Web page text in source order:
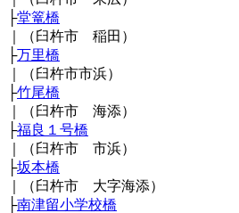
├堂篭橋
｜（臼杵市 稲田）
├万里橋
｜（臼杵市市浜）
├竹尾橋
｜（臼杵市 海添）
├福良１号橋
｜（臼杵市 市浜）
├坂本橋
｜（臼杵市 大字海添）
├南津留小学校橋